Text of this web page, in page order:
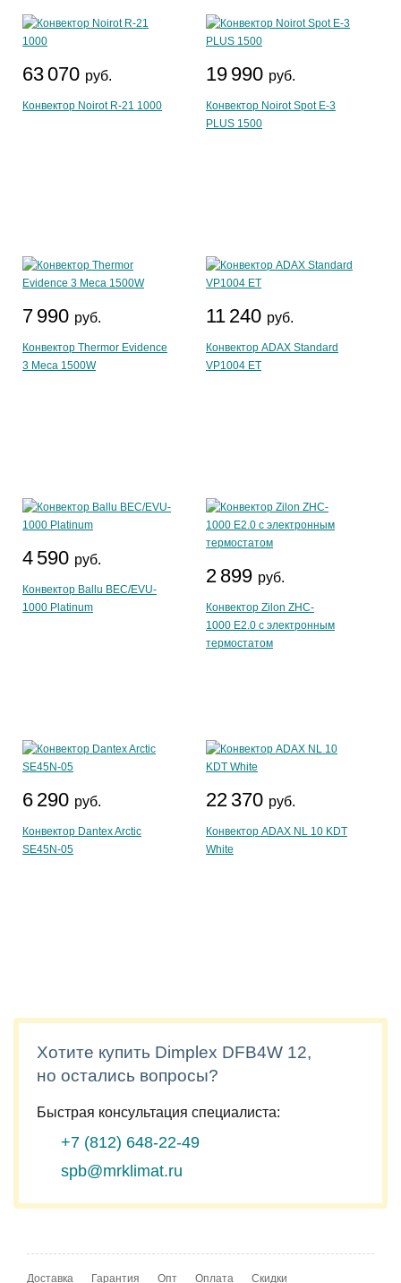
63 070 руб.
Конвектор Noirot R-21 1000
19 990 руб.
Конвектор Noirot Spot E-3
PLUS 1500
7 990 руб.
Конвектор Thermor Evidence
3 Meca 1500W
11 240 руб.
Конвектор ADAX Standard
VP1004 ET
4 590 руб.
Конвектор Ballu BEC/EVU-
1000 Platinum
2 899 руб.
Конвектор Zilon ZHC-
1000 E2.0 с электронным
термостатом
6 290 руб.
Конвектор Dantex Arctic
SE45N-05
22 370 руб.
Конвектор ADAX NL 10 KDT
White
Хотите купить Dimplex DFB4W 12,
но остались вопросы?
Быстрая консультация специалиста:
+7 (812) 648-22-49
spb@mrklimat.ru
Доставка Гарантия Опт Оплата Скидки